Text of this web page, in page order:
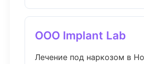
ООО Implant Lab
Лечение под наркозом в